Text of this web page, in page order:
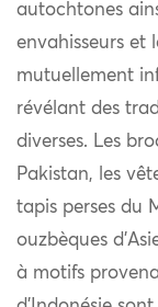
autochtones
envahisseurs et
mutuellement
révélant des
diverses. Les
Pakistan, les
tapis perses du
ouzbèques
à motifs